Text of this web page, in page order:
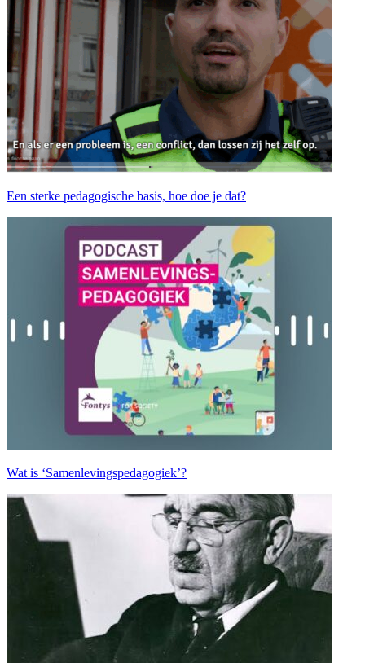
Een sterke pedagogische basis, hoe doe je dat?
Wat is ‘Samenlevingspedagogiek’?